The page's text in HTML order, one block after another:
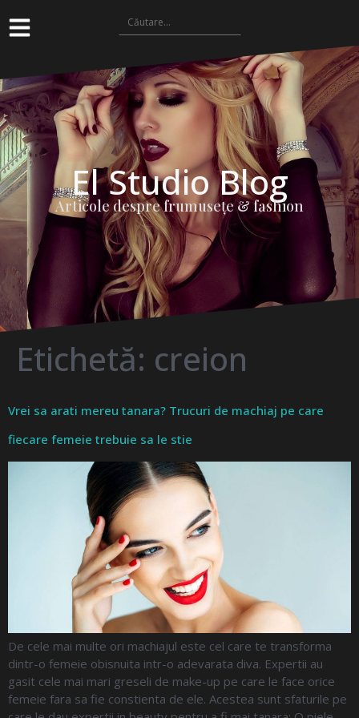
El Studio Blog
Articole despre frumuseţe & fashion
Etichetă: creion
Vrei sa arati mereu tanara? Trucuri de machiaj pe care
fiecare femeie trebuie sa le stie
De cele mai multe ori machiajul este cel care te transforma
dintr-o femeie obisnuita intr-o adevarata diva. Expertii au
gasit cele mai mari greseli de make-up pe care le face orice
femeie fara sa fie constienta de ele. Acestea sunt sfaturile pe